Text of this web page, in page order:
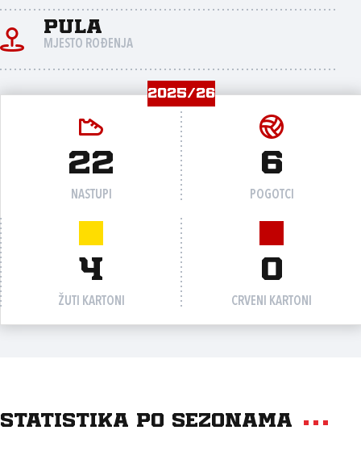
Pula
MJESTO ROĐENJA
2025/26
22
NASTUPI
6
POGOTCI
4
ŽUTI KARTONI
0
CRVENI KARTONI
Statistika po sezonama